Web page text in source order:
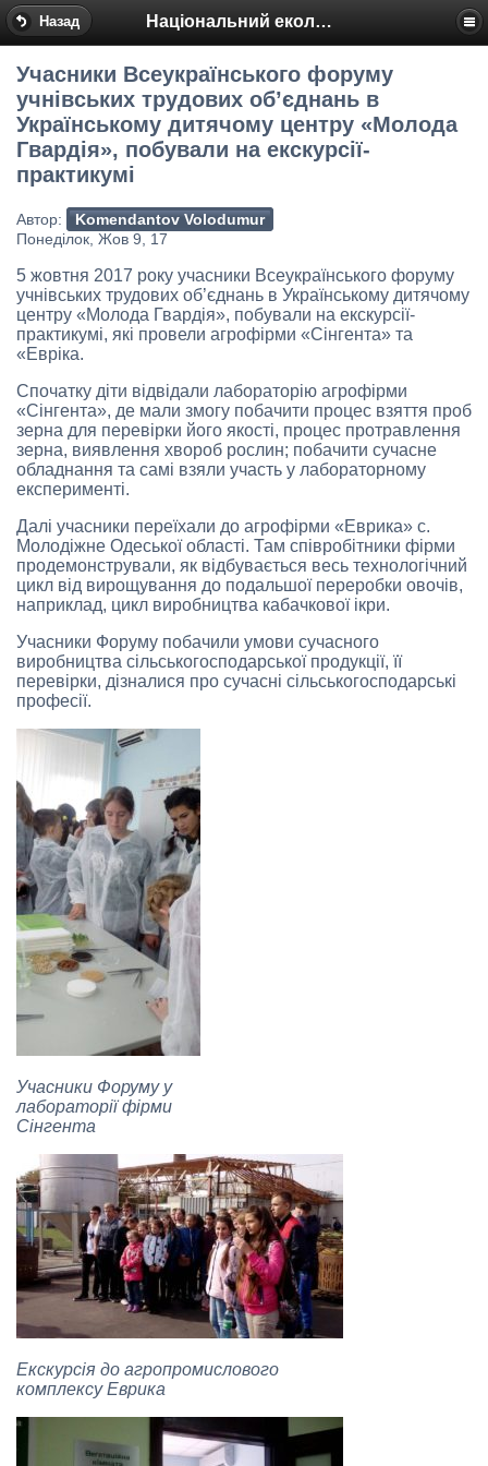
Назад Національний еколого-натуралістичний центр
Учасники Всеукраїнського форуму
учнівських трудових об’єднань в
Українському дитячому центру «Молода
Гвардія», побували на екскурсії-
практикумі
Автор:
Komendantov Volodumur
Понеділок, Жов 9, 17
5 жовтня 2017 року учасники Всеукраїнського форуму
учнівських трудових об’єднань в Українському дитячому
центру «Молода Гвардія», побували на екскурсії-
практикумі, які провели агрофірми «Сінгента» та
«Евріка.
Спочатку діти відвідали лабораторію агрофірми
«Сінгента», де мали змогу побачити процес взяття проб
зерна для перевірки його якості, процес протравлення
зерна, виявлення хвороб рослин; побачити сучасне
обладнання та самі взяли участь у лабораторному
експерименті.
Далі учасники переїхали до агрофірми «Еврика» с.
Молодіжне Одеської області. Там співробітники фірми
продемонстрували, як відбувається весь технологічний
цикл від вирощування до подальшої переробки овочів,
наприклад, цикл виробництва кабачкової ікри.
Учасники Форуму побачили умови сучасного
виробництва сільськогосподарської продукції, її
перевірки, дізналися про сучасні сільськогосподарські
професії.
Учасники Форуму у
лабораторії фірми
Сінгента
Екскурсія до агропромислового
комплексу Еврика